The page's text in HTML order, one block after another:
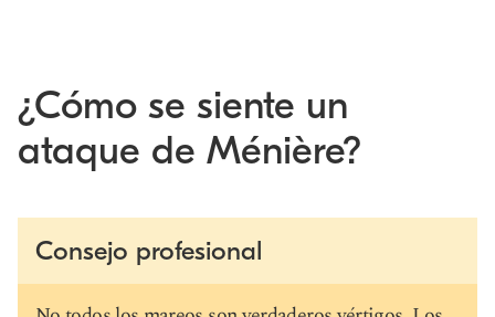
¿Cómo se siente un
ataque de Ménière?
Consejo profesional